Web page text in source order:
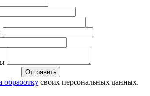
Отправить
обработку своих персональных данных.